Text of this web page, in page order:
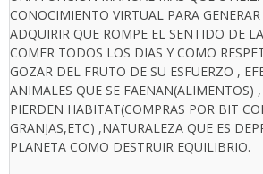
CONOCIMIENTO VIRTUAL PARA
ADQUIRIR QUE ROMPE EL SENTIDO DE
COMER TODOS LOS DIAS Y COMO
GOZAR DEL FRUTO DE SU ESFUERZO ,
ANIMALES QUE SE FAENAN(ALIMENTOS)
PIERDEN HABITAT(COMPRAS POR BIT
GRANJAS,ETC) ,NATURALEZA QUE ES
PLANETA COMO DESTRUIR EQUILIBRIO.